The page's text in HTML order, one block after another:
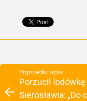
Poprzedni wpis
Porzucił
Sierosławia: